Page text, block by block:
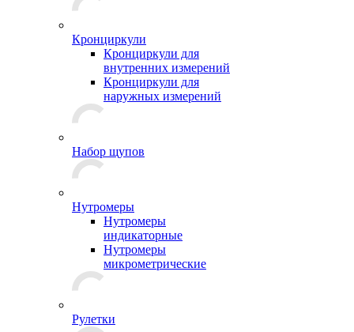
Кронциркули
Кронциркули для
внутренних измерений
Кронциркули для
наружных измерений
Набор щупов
Нутромеры
Нутромеры
индикаторные
Нутромеры
микрометрические
Рулетки